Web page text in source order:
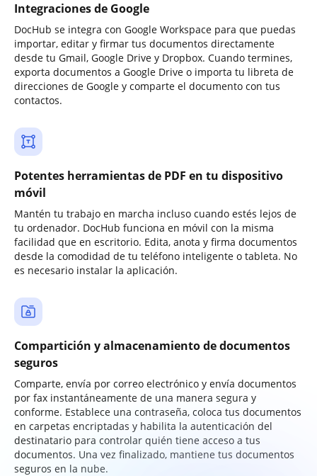
Integraciones de Google
DocHub se integra con Google Workspace para que puedas
importar, editar y firmar tus documentos directamente
desde tu Gmail, Google Drive y Dropbox. Cuando termines,
exporta documentos a Google Drive o importa tu libreta de
direcciones de Google y comparte el documento con tus
contactos.
Potentes herramientas de PDF en tu dispositivo
móvil
Mantén tu trabajo en marcha incluso cuando estés lejos de
tu ordenador. DocHub funciona en móvil con la misma
facilidad que en escritorio. Edita, anota y firma documentos
desde la comodidad de tu teléfono inteligente o tableta. No
es necesario instalar la aplicación.
Compartición y almacenamiento de documentos
seguros
Comparte, envía por correo electrónico y envía documentos
por fax instantáneamente de una manera segura y
conforme. Establece una contraseña, coloca tus documentos
en carpetas encriptadas y habilita la autenticación del
destinatario para controlar quién tiene acceso a tus
documentos. Una vez finalizado, mantiene tus documentos
seguros en la nube.